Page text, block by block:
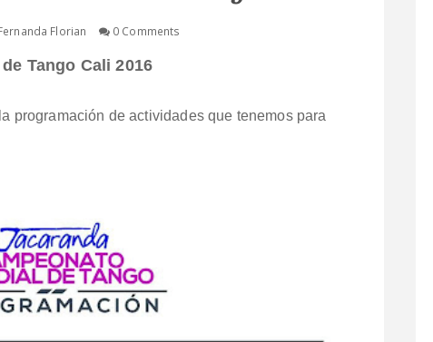
Florian 0 Comments
Tango Cali 2016
programación de actividades que tenemos para